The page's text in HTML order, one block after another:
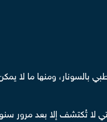
بالسونار، ومنها ما لا
لا تُكتشف إلا بعد مرور